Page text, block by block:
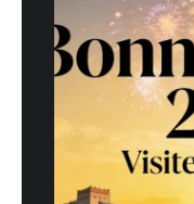
plus sur la façon dont
traitées